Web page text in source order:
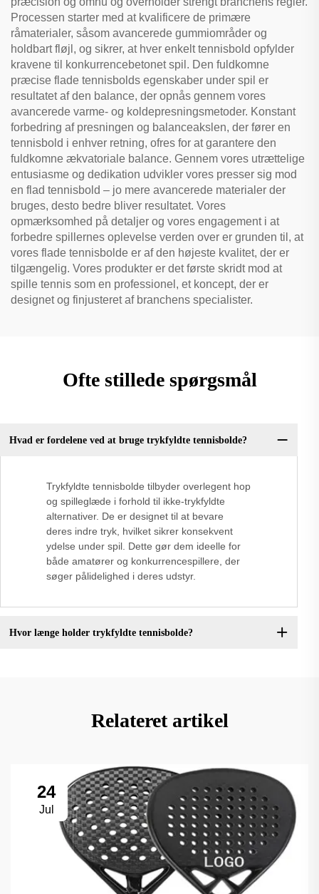
Processen starter med at kvalificere de primære
råmaterialer, såsom avancerede gummiområder og
holdbart fløjl, og sikrer, at hver enkelt tennisbold opfylder
kravene til konkurrencebetonet spil. Den fuldkomne
præcise flade tennisbolds egenskaber under spil er
resultatet af den balance, der opnås gennem vores
avancerede varme- og koldepresningsmetoder. Konstant
forbedring af presningen og balanceakslen, der fører en
tennisbold i enhver retning, ofres for at garantere den
fuldkomne ækvatoriale balance. Gennem vores utrættelige
entusiasme og dedikation udvikler vores presser sig mod
en flad tennisbold – jo mere avancerede materialer der
bruges, desto bedre bliver resultatet. Vores
opmærksomhed på detaljer og vores engagement i at
forbedre spillernes oplevelse verden over er grunden til, at
vores flade tennisbolde er af den højeste kvalitet, der er
tilgængelig. Vores produkter er det første skridt mod at
spille tennis som en professionel, et koncept, der er
designet og finjusteret af branchens specialister.
Ofte stillede spørgsmål
Hvad er fordelene ved at bruge trykfyldte tennisbolde?
Trykfyldte tennisbolde tilbyder overlegent hop
og spilleglæde i forhold til ikke-trykfyldte
alternativer. De er designet til at bevare
deres indre tryk, hvilket sikrer konsekvent
ydelse under spil. Dette gør dem ideelle for
både amatører og konkurrencespillere, der
søger pålidelighed i deres udstyr.
Hvor længe holder trykfyldte tennisbolde?
Relateret artikel
24
Jul